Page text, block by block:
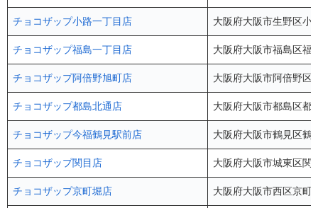
チョコザップ小路一丁目店 大阪府大阪市生野区
チョコザップ福島一丁目店 大阪府大阪市福島区
チョコザップ阿倍野旭町店 大阪府大阪市阿倍野
チョコザップ都島北通店 大阪府大阪市都島区
チョコザップ今福鶴見駅前店 大阪府大阪市鶴見区
チョコザップ関目店 大阪府大阪市城東区
チョコザップ京町堀店 大阪府大阪市西区京